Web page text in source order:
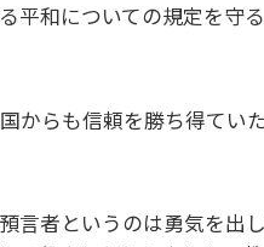
平和についての規定を守
からも信頼を勝ち得てい
言者というのは勇気を出